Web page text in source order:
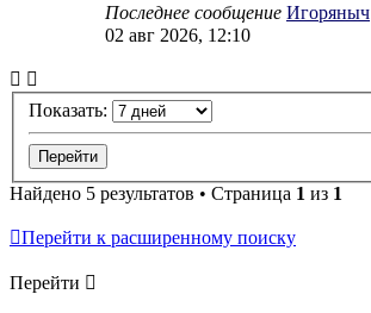
Последнее сообщение Игоряныч
02 авг 2026, 12:10
Показать:
Найдено 5 результатов • Страница 1 из 1
Перейти к расширенному поиску
Перейти